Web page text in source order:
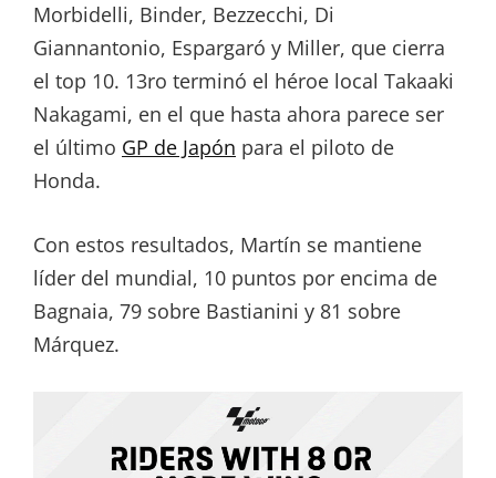
Morbidelli, Binder, Bezzecchi, Di
Giannantonio, Espargaró y Miller, que cierra
el top 10. 13ro terminó el héroe local Takaaki
Nakagami, en el que hasta ahora parece ser
el último GP de Japón para el piloto de
Honda.
Con estos resultados, Martín se mantiene
líder del mundial, 10 puntos por encima de
Bagnaia, 79 sobre Bastianini y 81 sobre
Márquez.